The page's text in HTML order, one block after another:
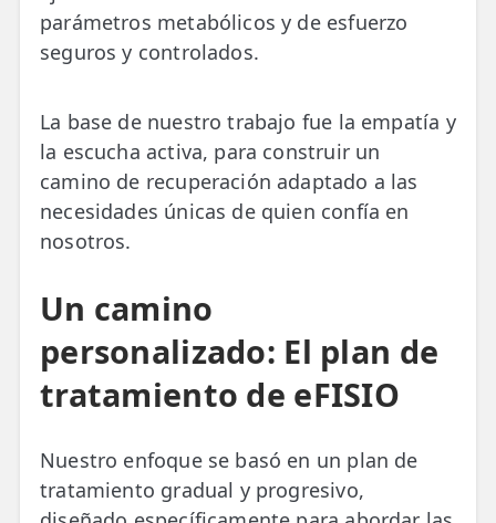
parámetros metabólicos y de esfuerzo
seguros y controlados.
La base de nuestro trabajo fue la empatía y
la escucha activa, para construir un
camino de recuperación adaptado a las
necesidades únicas de quien confía en
nosotros.
Un camino
personalizado: El plan de
tratamiento de eFISIO
Nuestro enfoque se basó en un plan de
tratamiento gradual y progresivo,